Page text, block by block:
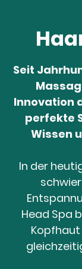
Seit
Innovation
perfekte
Wissen
In der
Head Spa
Kopfhaut